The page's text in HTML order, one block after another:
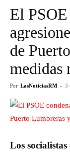
El
de
medidas
Por LasNoticiasRM - 3
Los